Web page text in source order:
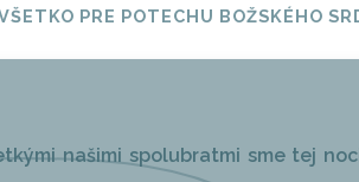
PRE POTECHU BOŽSKÉHO
našimi spolubratmi sme tej